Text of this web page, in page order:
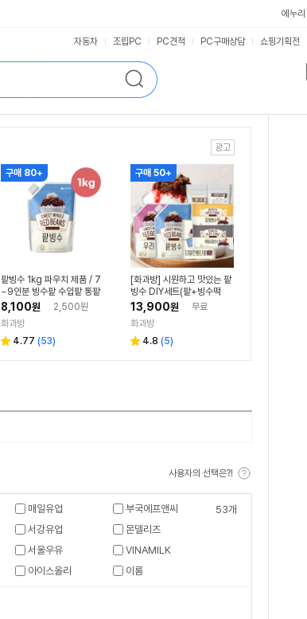
에누리
검
색
자동차 조립PC PC견적 PC구매상담 쇼핑기획전
구매 80+
팥빙수 1kg 파우치 제품 / 7
~9인분 빙수팥 수입팥 통팥
빙수토핑
8,100원
2,500원
화과방
별 4.77 리
(53)
구매 50+
[화과방] 시원하고 맛있는 팥
빙수 DIY세트(팥+빙수떡
+고물) 빙수팥 여름디저트
빙수팥 간식 빙수토핑 홈카페
13,900원
무료
화과방
별 4.8 리
(5)
사용자의 선택은?!
매일유업
부국에프앤씨
서강유업
몬델리즈
서울우유
VINAMILK
아이스올리 이롬
53개